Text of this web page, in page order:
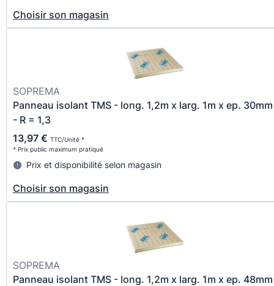
Choisir son magasin
SOPREMA
Panneau isolant TMS - long. 1,2m x larg. 1m x ep. 30mm
- R = 1,3
13,97 € TTC/Unité *
* Prix public maximum pratiqué
Prix et disponibilité selon magasin
Choisir son magasin
SOPREMA
Panneau isolant TMS - long. 1,2m x larg. 1m x ep. 48mm